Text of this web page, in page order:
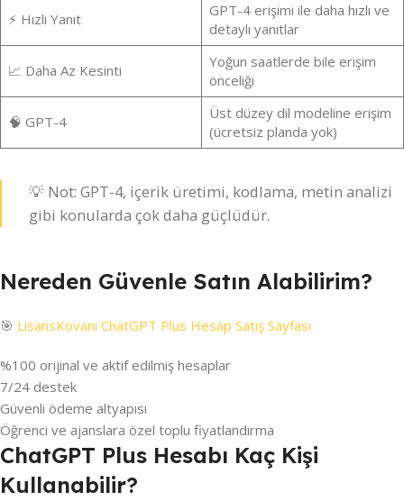
⚡ Hızlı Yanıt
GPT-4 erişimi ile daha hızlı ve
detaylı yanıtlar
📈 Daha Az Kesinti
Yoğun saatlerde bile erişim
önceliği
🧠 GPT-4
Üst düzey dil modeline erişim
(ücretsiz planda yok)
💡 Not: GPT-4, içerik üretimi, kodlama, metin analizi
gibi konularda çok daha güçlüdür.
Nereden Güvenle Satın Alabilirim?
🎯 LisansKovanı ChatGPT Plus Hesap Satış Sayfası
%100 orijinal ve aktif edilmiş hesaplar
7/24 destek
Güvenli ödeme altyapısı
Öğrenci ve ajanslara özel toplu fiyatlandırma
ChatGPT Plus Hesabı Kaç Kişi
Kullanabilir?